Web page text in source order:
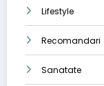
Lifestyle
Recomandari
Sanatate